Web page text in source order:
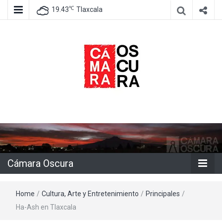
19.43℃ Tlaxcala
Cámara
Oscura
Cámara Oscura
Home / Cultura, Arte y Entretenimiento / Principales /
Ha-Ash en Tlaxcala